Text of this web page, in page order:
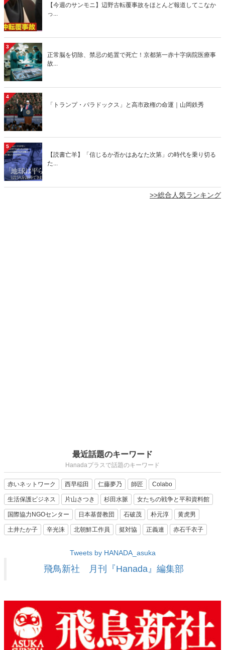
【今週のサンモニ】辺野古転覆事故をほとんど報道してこなか
っ...
3
正常脳を切除、禁忌の処置で死亡！京都第一赤十字病院医療事
故...
4
「トランプ・パラドックス」と高市政権の命運｜山岡鉄秀
5
【読書亡羊】「信じるか否かはあなた次第」の時代を乗り切る
た...
>>総合人気ランキング
最近話題のキーワード
Hanadaプラスで話題のキーワード
赤いネットワーク 西早稲田 仁藤夢乃 師匠 Colabo
生活保護ビジネス 片山さつき 杉田水脈 女たちの戦争と平和資料館
国際協力NGOセンター 日本基督教団 石破茂 朴元淳 黄虎男
土井たか子 辛光洙 北朝鮮工作員 挺対協 正義連 赤石千衣子
Tweets by HANADA_asuka
飛鳥新社 月刊『Hanada』編集部